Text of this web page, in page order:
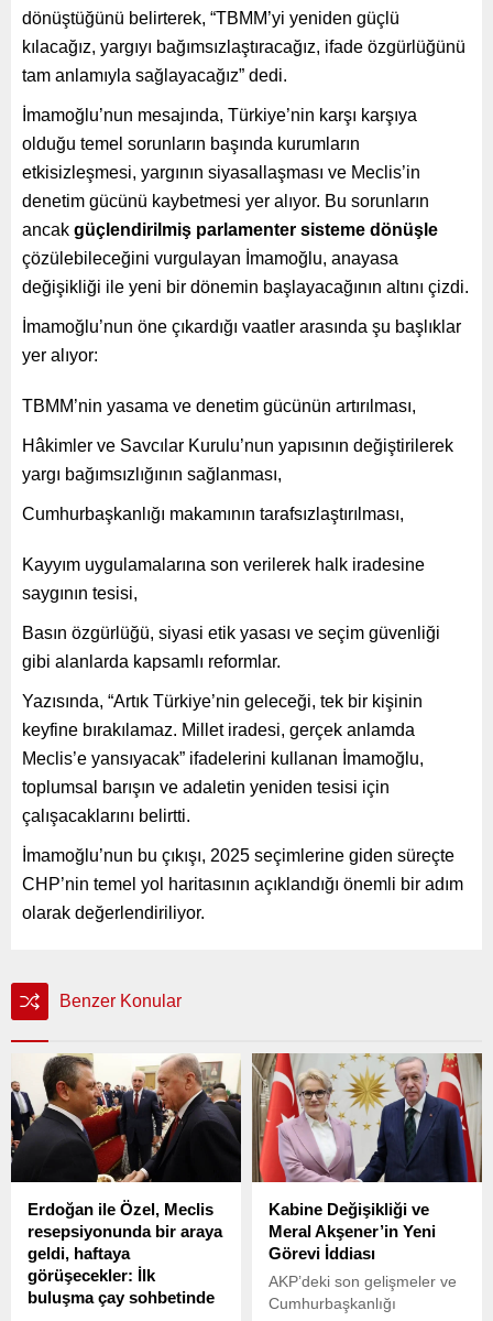
dönüştüğünü belirterek, “TBMM’yi yeniden güçlü
kılacağız, yargıyı bağımsızlaştıracağız, ifade özgürlüğünü
tam anlamıyla sağlayacağız” dedi.
İmamoğlu’nun mesajında, Türkiye’nin karşı karşıya
olduğu temel sorunların başında kurumların
etkisizleşmesi, yargının siyasallaşması ve Meclis’in
denetim gücünü kaybetmesi yer alıyor. Bu sorunların
ancak güçlendirilmiş parlamenter sisteme dönüşle
çözülebileceğini vurgulayan İmamoğlu, anayasa
değişikliği ile yeni bir dönemin başlayacağının altını çizdi.
İmamoğlu’nun öne çıkardığı vaatler arasında şu başlıklar
yer alıyor:
TBMM’nin yasama ve denetim gücünün artırılması,
Hâkimler ve Savcılar Kurulu’nun yapısının değiştirilerek
yargı bağımsızlığının sağlanması,
Cumhurbaşkanlığı makamının tarafsızlaştırılması,
Kayyım uygulamalarına son verilerek halk iradesine
saygının tesisi,
Basın özgürlüğü, siyasi etik yasası ve seçim güvenliği
gibi alanlarda kapsamlı reformlar.
Yazısında, “Artık Türkiye’nin geleceği, tek bir kişinin
keyfine bırakılamaz. Millet iradesi, gerçek anlamda
Meclis’e yansıyacak” ifadelerini kullanan İmamoğlu,
toplumsal barışın ve adaletin yeniden tesisi için
çalışacaklarını belirtti.
İmamoğlu’nun bu çıkışı, 2025 seçimlerine giden süreçte
CHP’nin temel yol haritasının açıklandığı önemli bir adım
olarak değerlendiriliyor.
Benzer Konular
Erdoğan ile Özel, Meclis
resepsiyonunda bir araya
geldi, haftaya
görüşecekler: İlk
buluşma çay sohbetinde
Kabine Değişikliği ve
Meral Akşener’in Yeni
Görevi İddiası
AKP’deki son gelişmeler ve
Cumhurbaşkanlığı